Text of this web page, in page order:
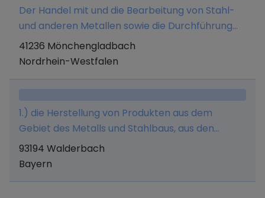
Der Handel mit und die Bearbeitung von Stahl-
und anderen Metallen sowie die Durchführung
sämtlicher damit in Zusammenhang stehender
Dienstleistungen. Die Gesellschaft kann
Geschäftsführung Vertretungen übernehmen
und Zweigniederlassungen errichten.
41236 Mönchengladbach
Nordrhein-Westfalen
1.) die Herstellung von Produkten aus dem
Gebiet des Metalls und Stahlbaus, aus den
Werkstoffen Stahl, Edelstahl, Aluminium, d.h. die
Verarbeitung von Metall, auch im Verbund mit
93194 Walderbach
Bayern